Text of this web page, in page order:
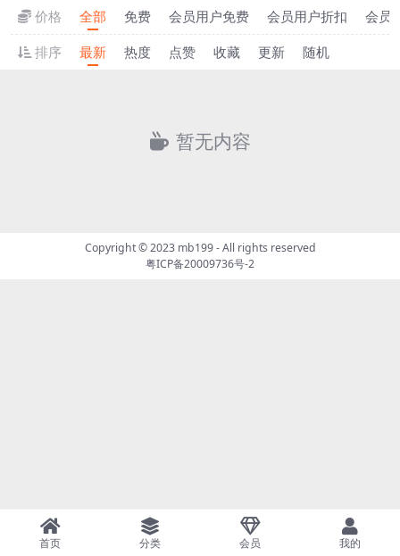
价格
全部 免费 会员用户免费 会员用户折扣
会员
排序
最新 热度 点赞 收藏 更新 随机
暂无内容
Copyright © 2023 mb199- All rights reserved
粤ICP备20009736号-2
首页 分类 会员 我的